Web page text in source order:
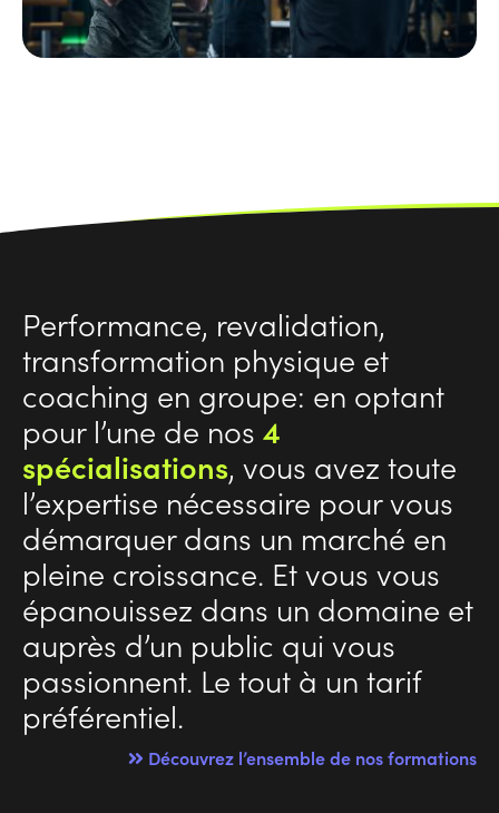
Performance, revalidation,
transformation physique et
coaching en groupe: en optant
pour l’une de nos 4
spécialisations, vous avez toute
l’expertise nécessaire pour vous
démarquer dans un marché en
pleine croissance. Et vous vous
épanouissez dans un domaine et
auprès d’un public qui vous
passionnent. Le tout à un tarif
préférentiel.
Découvrez l’ensemble de nos formations